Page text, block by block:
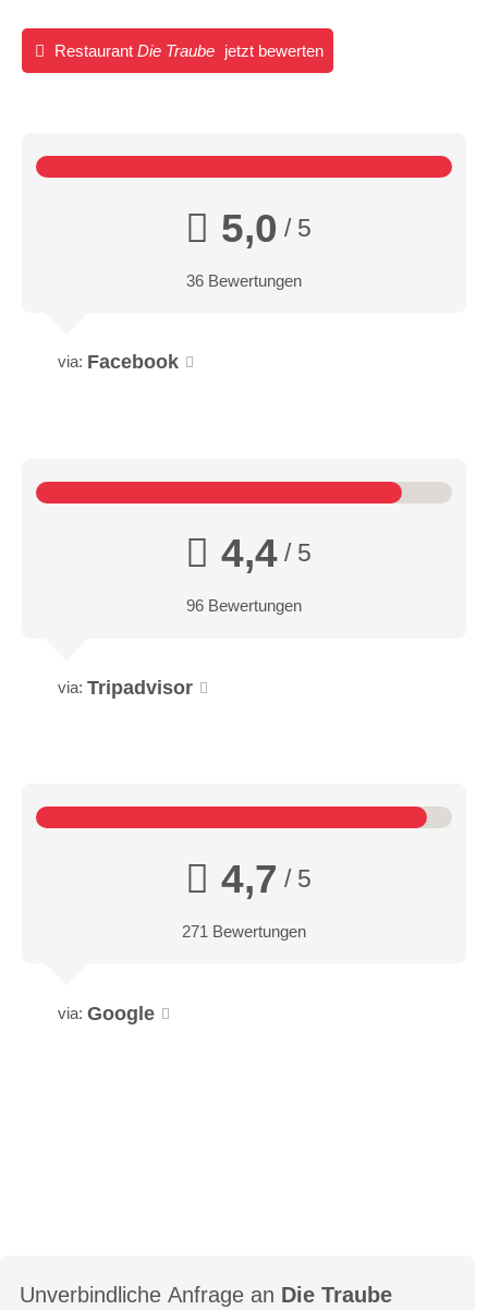
Restaurant Die Traube jetzt bewerten
5,0 / 5
36 Bewertungen
via: Facebook
4,4/ 5
96 Bewertungen
via: Tripadvisor
4,7 / 5
271 Bewertungen
via: Google
Unverbindliche Anfrage an Die Traube